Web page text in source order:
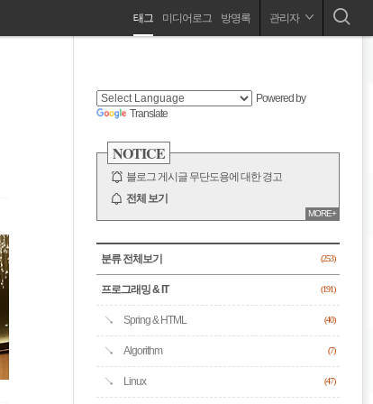
게
션
태그 미디어로그 방명록 관리자
Powered by
Translate
NOTICE
블로그 게시글 무단도용에 대한 경고
전체 보기
MORE+
CATEGORY
분류 전체보기 (253)
프로그래밍 & IT (191)
Spring & HTML (40)
Algorithm (7)
Linux (47)